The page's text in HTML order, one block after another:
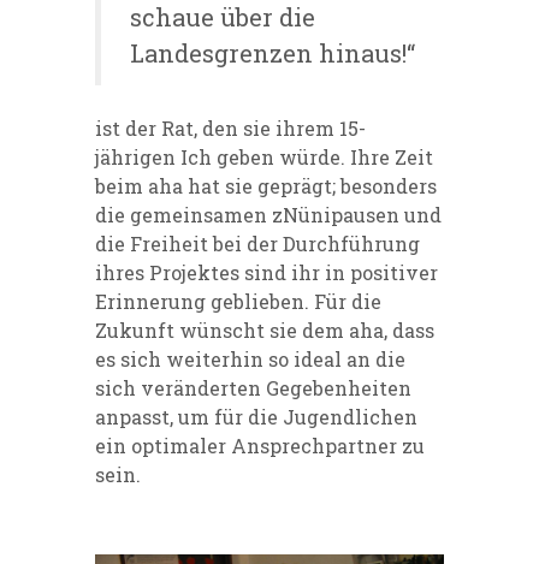
schaue über die
Landesgrenzen hinaus!“
ist der Rat, den sie ihrem 15-
jährigen Ich geben würde. Ihre Zeit
beim aha hat sie geprägt; besonders
die gemeinsamen zNünipausen und
die Freiheit bei der Durchführung
ihres Projektes sind ihr in positiver
Erinnerung geblieben. Für die
Zukunft wünscht sie dem aha, dass
es sich weiterhin so ideal an die
sich veränderten Gegebenheiten
anpasst, um für die Jugendlichen
ein optimaler Ansprechpartner zu
sein.